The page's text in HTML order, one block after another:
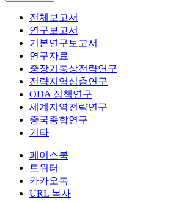
전체보고서
연구보고서
기본연구보고서
연구자료
중장기통상전략연구
전략지역심층연구
ODA 정책연구
세계지역전략연구
중국종합연구
기타
페이스북
트위터
카카오톡
URL 복사